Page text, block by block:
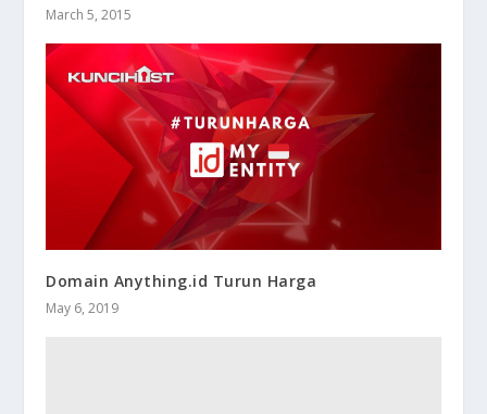
March 5, 2015
Domain Anything.id Turun Harga
May 6, 2019